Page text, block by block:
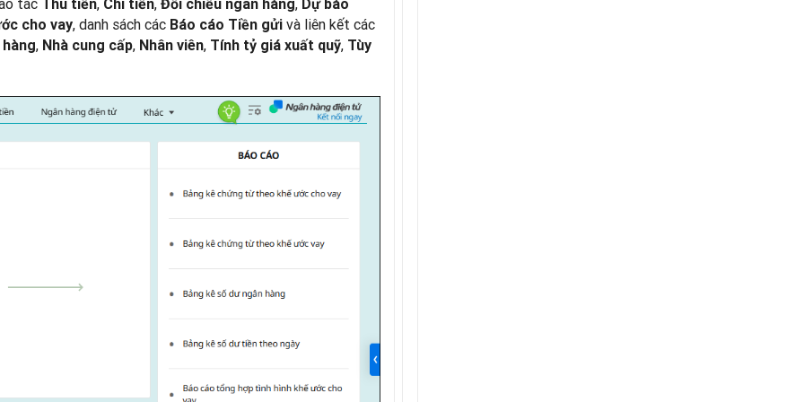
tác Thu tiền, Chi tiền, Đối chiếu ngân hàng, Dự báo
cho vay, danh sách các Báo cáo Tiền gửi và liên kết các
, Nhà cung cấp, Nhân viên, Tính tỷ giá xuất quỹ, Tùy